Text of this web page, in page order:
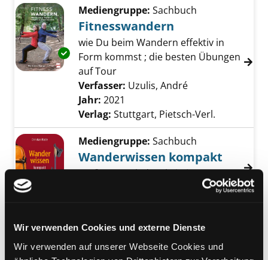
Wir verwenden Cookies und externe Dienste
Wir verwenden auf unserer Webseite Cookies und
Exemplar-Details von Fitnesswandern
Mediengruppe: Sachbuch
Fitnesswandern
wie Du beim Wandern effektiv in
Form kommst ; die besten Übungen
auf Tour
Verfasser: Uzulis, André
Jahr: 2021
Verlag: Stuttgart, Pietsch-Verl.
Exemplar-Details von Wanderwissen
Mediengruppe: Sachbuch
Wanderwissen kompakt
Verfasser:Hlade, ChristianSuche nach
Wien, Braumüller
Exemplar-Details von Die schönsten Almen
Mediengruppe: Sachbuch
Österreichs